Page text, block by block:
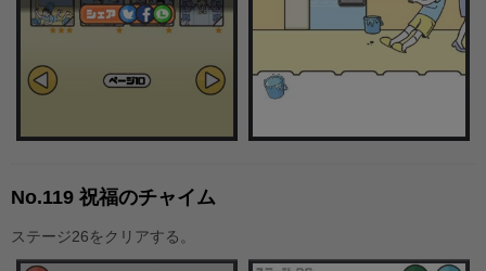
No.119 祝福のチャイム
ステージ26をクリアする。